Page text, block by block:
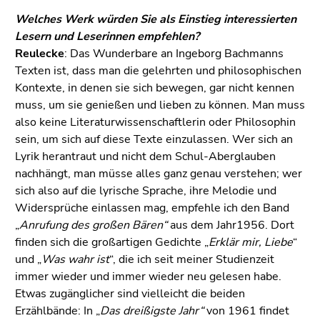
Welches Werk würden Sie als Einstieg interessierten
Lesern und Leserinnen empfehlen?
Reulecke: Das Wunderbare an Ingeborg Bachmanns
Texten ist, dass man die gelehrten und philosophischen
Kontexte, in denen sie sich bewegen, gar nicht kennen
muss, um sie genießen und lieben zu können. Man muss
also keine Literaturwissenschaftlerin oder Philosophin
sein, um sich auf diese Texte einzulassen. Wer sich an
Lyrik herantraut und nicht dem Schul-Aberglauben
nachhängt, man müsse alles ganz genau verstehen; wer
sich also auf die lyrische Sprache, ihre Melodie und
Widersprüche einlassen mag, empfehle ich den Band
„Anrufung des großen Bären“aus dem Jahr1956. Dort
finden sich die großartigen Gedichte „Erklär mir, Liebe“
und „Was wahr ist“, die ich seit meiner Studienzeit
immer wieder und immer wieder neu gelesen habe.
Etwas zugänglicher sind vielleicht die beiden
Erzählbände: In „Das dreißigste Jahr“von 1961 findet